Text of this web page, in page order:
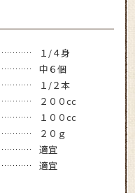
１/４身
中６個
１/２本
２００cc
１００cc
２０ｇ
適宜
適宜